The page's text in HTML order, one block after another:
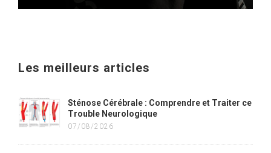
Les meilleurs articles
Sténose Cérébrale : Comprendre et Traiter ce
Trouble Neurologique
07/08/2026